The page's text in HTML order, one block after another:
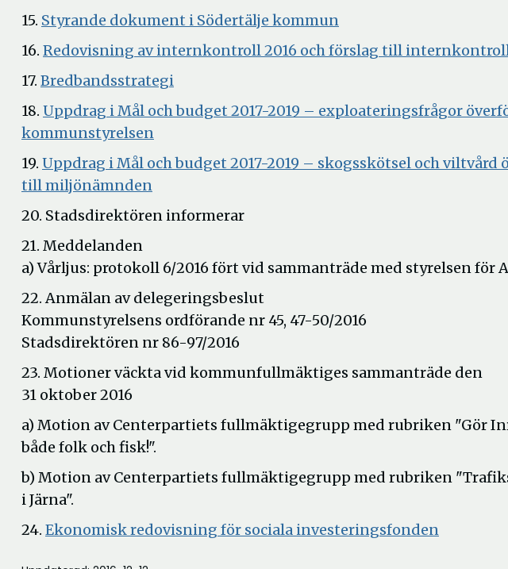
i
fönster
15. Styrande dokument i Södertälje kommun
i
16. Redovisning av internkontroll 2016 och förslag till
17. Bredbandsstrategi
i
18. Uppdrag i Mål och budget 2017-2019 – exploateringsfrågor
kommunstyrelsen
19. Uppdrag i Mål och budget 2017-2019 – skogsskötsel och
till miljönämnden
20. Stadsdirektören informerar
21. Meddelanden
a) Vårljus: protokoll 6/2016 fört vid sammanträde med styrelsen för
22. Anmälan av delegeringsbeslut
Kommunstyrelsens ordförande nr 45, 47-50/2016
Stadsdirektören nr 86-97/2016
23. Motioner väckta vid kommunfullmäktiges sammanträde den
31 oktober 2016
a) Motion av Centerpartiets fullmäktigegrupp med rubriken "Gör
både folk och fisk!".
b) Motion av Centerpartiets fullmäktigegrupp med rubriken
i Järna".
24. Ekonomisk redovisning för sociala investeringsfonden